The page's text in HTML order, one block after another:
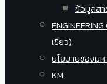
ข้อมูลส
เขียว)
นโยบายของมห
KM